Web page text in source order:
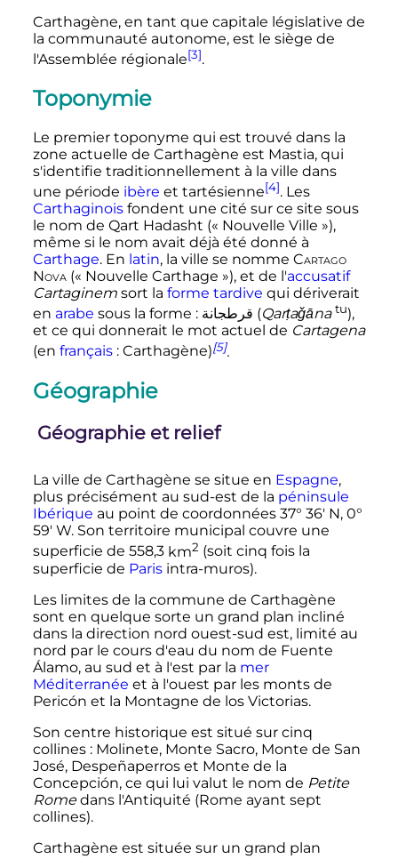
Carthagène, en tant que capitale législative de
la communauté autonome, est le siège de
l'Assemblée régionale[3].
Toponymie
Le premier toponyme qui est trouvé dans la
zone actuelle de Carthagène est Mastia, qui
s'identifie traditionnellement à la ville dans
une période ibère et tartésienne[4]. Les
Carthaginoisfondent une cité sur ce site sous
le nom de Qart Hadasht (« Nouvelle Ville »),
même si le nom avait déjà été donné à
Carthage. En latin, la ville se nomme Cartago
Nova(« Nouvelle Carthage »), et de l'accusatif
Cartaginemsort la forme tardive qui dériverait
en arabe sous la forme : قرطجانة (Qarṭaǧāna tu),
et ce qui donnerait le mot actuel de Cartagena
(en français : Carthagène)[5].
Géographie
Géographie et relief
La ville de Carthagène se situe en Espagne,
plus précisément au sud-est de la péninsule
Ibérique au point de coordonnées 37° 36′N, 0°
59′W. Son territoire municipal couvre une
superficie de 558,3 km2 (soit cinq fois la
superficie de Parisintra-muros).
Les limites de la commune de Carthagène
sont en quelque sorte un grand plan incliné
dans la direction nord ouest-sud est, limité au
nord par le cours d'eau du nom de Fuente
Álamo, au sud et à l'est par la mer
Méditerranée et à l'ouest par les monts de
Pericón et la Montagne de los Victorias.
Son centre historique est situé sur cinq
collines : Molinete, Monte Sacro, Monte de San
José, Despeñaperros et Monte de la
Concepción, ce qui lui valut le nom de Petite
Romedans l'Antiquité (Rome ayant sept
collines).
Carthagène est située sur un grand plan